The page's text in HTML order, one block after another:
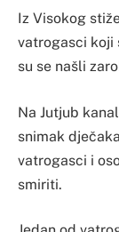
Iz Visokog
vatrogasci koji
su se našli
Na Jutjub
snimak
vatrogasci i
smiriti.